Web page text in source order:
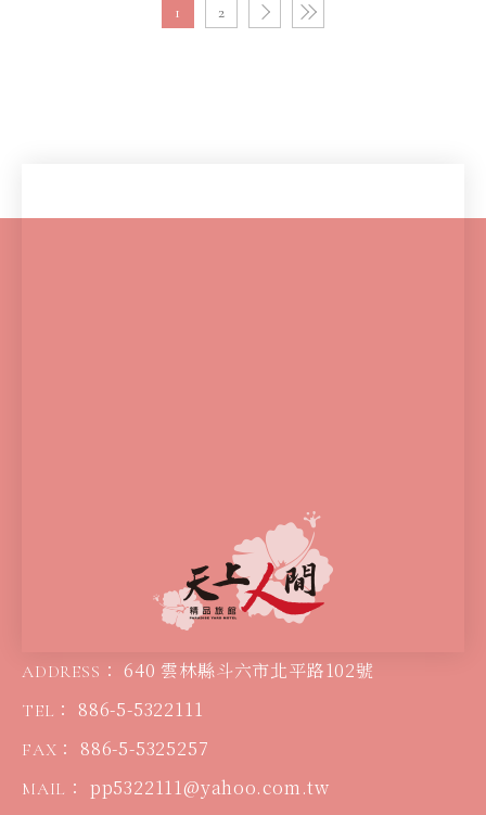
1 2
ADDRESS： 640 雲林縣斗六市北平路102號
TEL： 886-5-5322111
FAX： 886-5-5325257
MAIL：
pp5322111@yahoo.com.tw